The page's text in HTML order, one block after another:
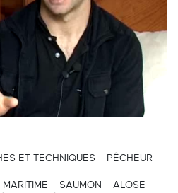
ET TECHNIQUES
PÊCHEUR
SAUMON
ALOSE